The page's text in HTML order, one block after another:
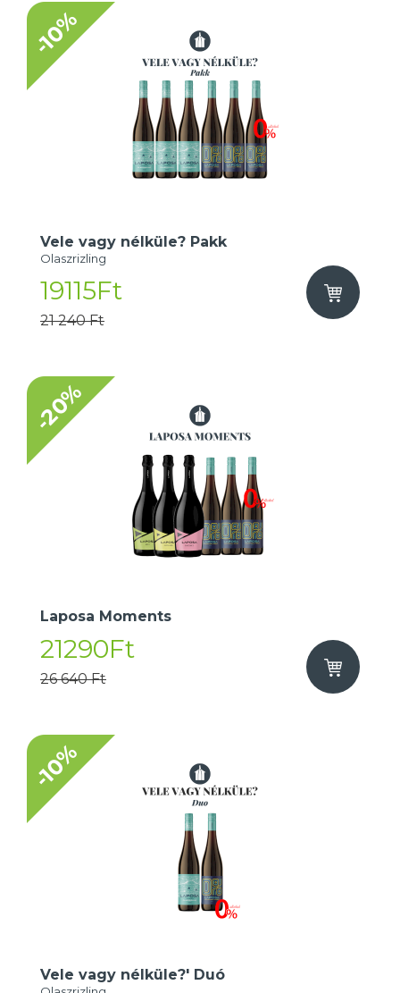
-10%
Vele vagy nélküle? Pakk
Olaszrizling
19115Ft
21 240 Ft
-20%
Laposa Moments
21290Ft
26 640 Ft
-10%
Vele vagy nélküle?' Duó